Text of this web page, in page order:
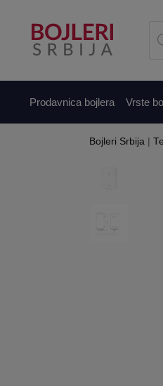
Prodavnica bojlera Vrste
Bojleri Srbija |